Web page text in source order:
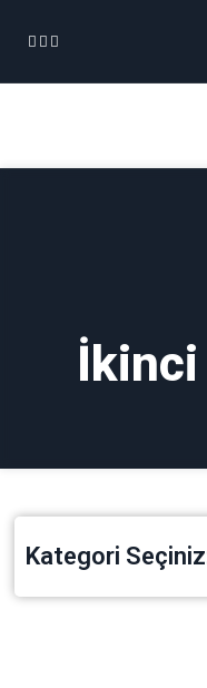
İkinci
Kategori